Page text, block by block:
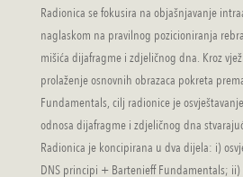
Radionica se fokusira na objašnjavanje
naglaskom na pravilnog pozicioniranja
mišića dijafragme i zdjeličnog dna. Kroz
prolaženje osnovnih obrazaca pokreta
Fundamentals, cilj radionice je
odnosa dijafragme i zdjeličnog dna
Radionica je koncipirana u dva dijela: i)
DNS principi + Bartenieff Fundamentals;